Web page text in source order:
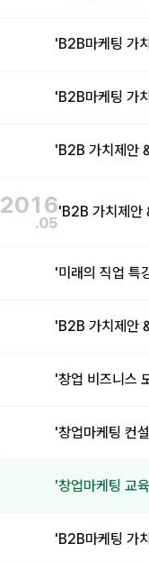
'B2B마케팅 가
'B2B마케팅 가
'B2B 가치제안
2016
.05
'B2B 가치제안
'미래의 직업 특
'B2B 가치제안
'창업 비즈니스
'창업마케팅 컨
'창업마케팅 교
'B2B마케팅 가